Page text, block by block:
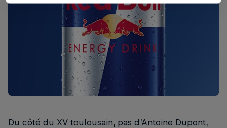
Du côté du XV toulousain, pas d’Antoine Dupont,